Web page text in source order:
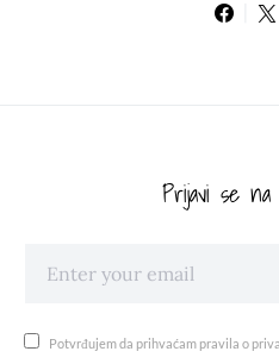
Prijavi se
Potvrđujem da prihvaćam pravila o